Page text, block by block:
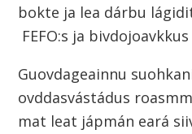
n
bokte ja lea dárbu
FEFO:s ja
Guovdageainnu
ovddasvástádus
mat leat jápmán eará